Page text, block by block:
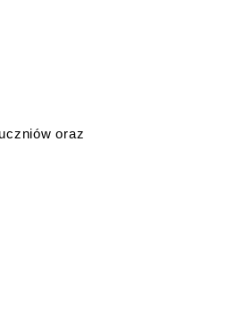
oraz